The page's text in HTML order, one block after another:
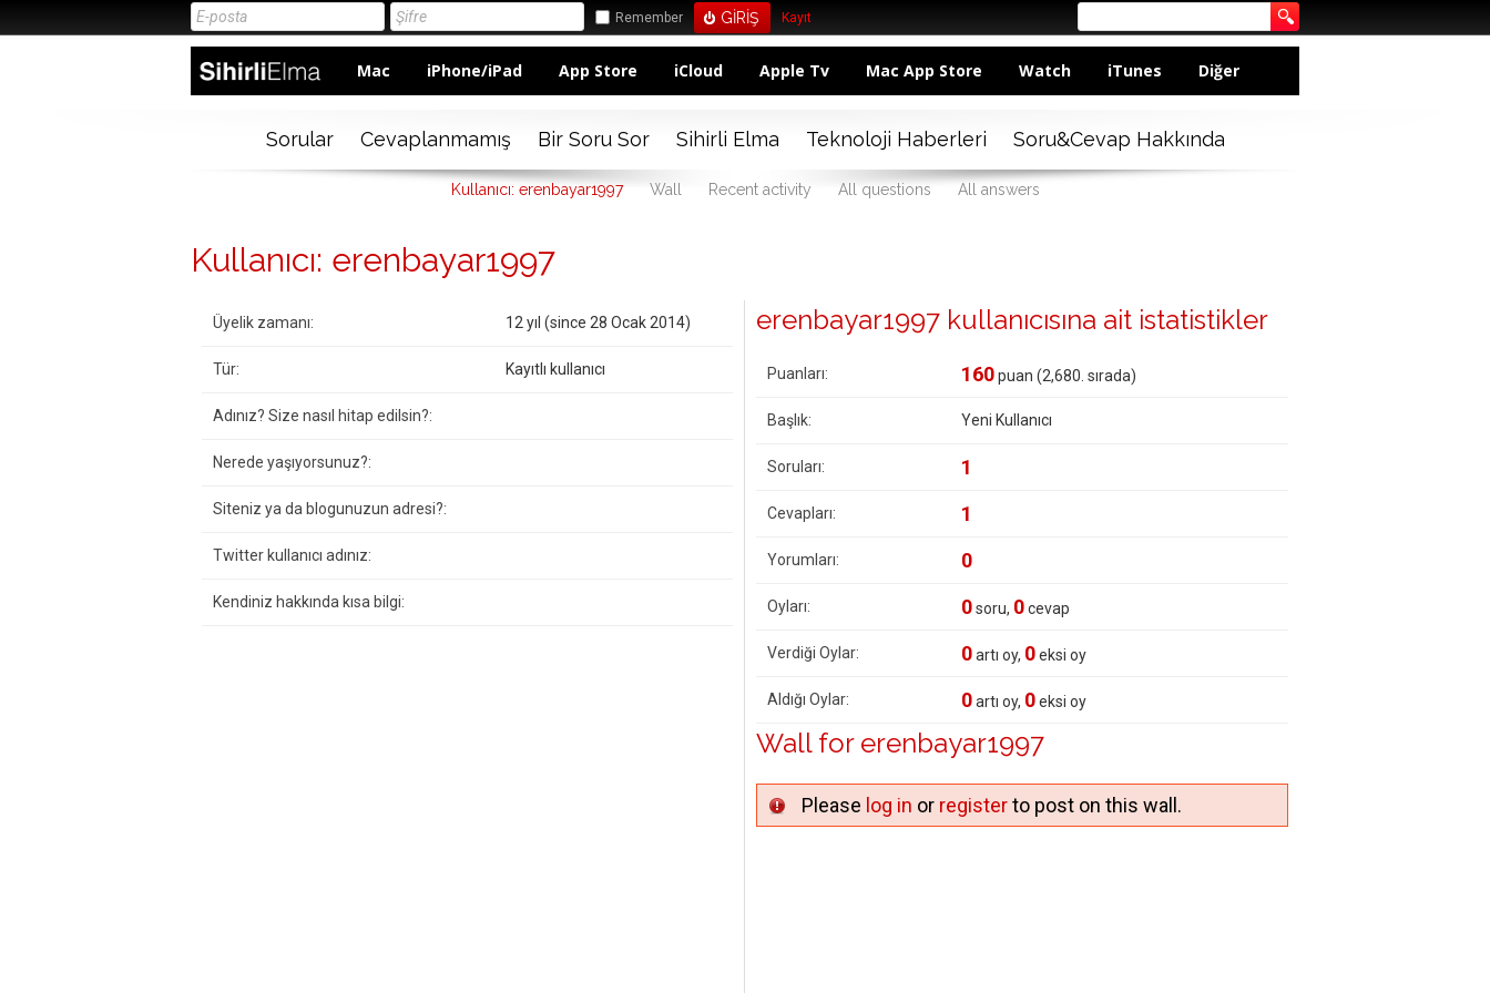
Remember Kayıt
Mac iPhone/iPad App Store iCloud Apple Tv Mac App Store Watch iTunes Diğer
Sorular Cevaplanmamış Bir Soru Sor Sihirli Elma Teknoloji Haberleri Soru&Cevap Hakkında
Kullanıcı: erenbayar1997 Wall Recent activity All questions All answers
Kullanıcı: erenbayar1997
Üyelik zamanı: 12 yıl (since 28 Ocak 2014)
Tür: Kayıtlı kullanıcı
Adınız? Size nasıl hitap edilsin?:
Nerede yaşıyorsunuz?:
Siteniz ya da blogunuzun adresi?:
Twitter kullanıcı adınız:
Kendiniz hakkında kısa bilgi:
erenbayar1997 kullanıcısına ait istatistikler
Puanları: 160puan (2,680 . sırada)
Başlık: Yeni Kullanıcı
Soruları: 1
Cevapları: 1
Yorumları: 0
Oyları: 0soru, 0cevap
Verdiği Oylar: 0artı oy, 0eksi oy
Aldığı Oylar: 0artı oy, 0eksi oy
Wall for erenbayar1997
Please log in or registerto post on this wall.